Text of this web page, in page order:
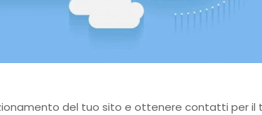
del tuo sito e ottenere contatti per il